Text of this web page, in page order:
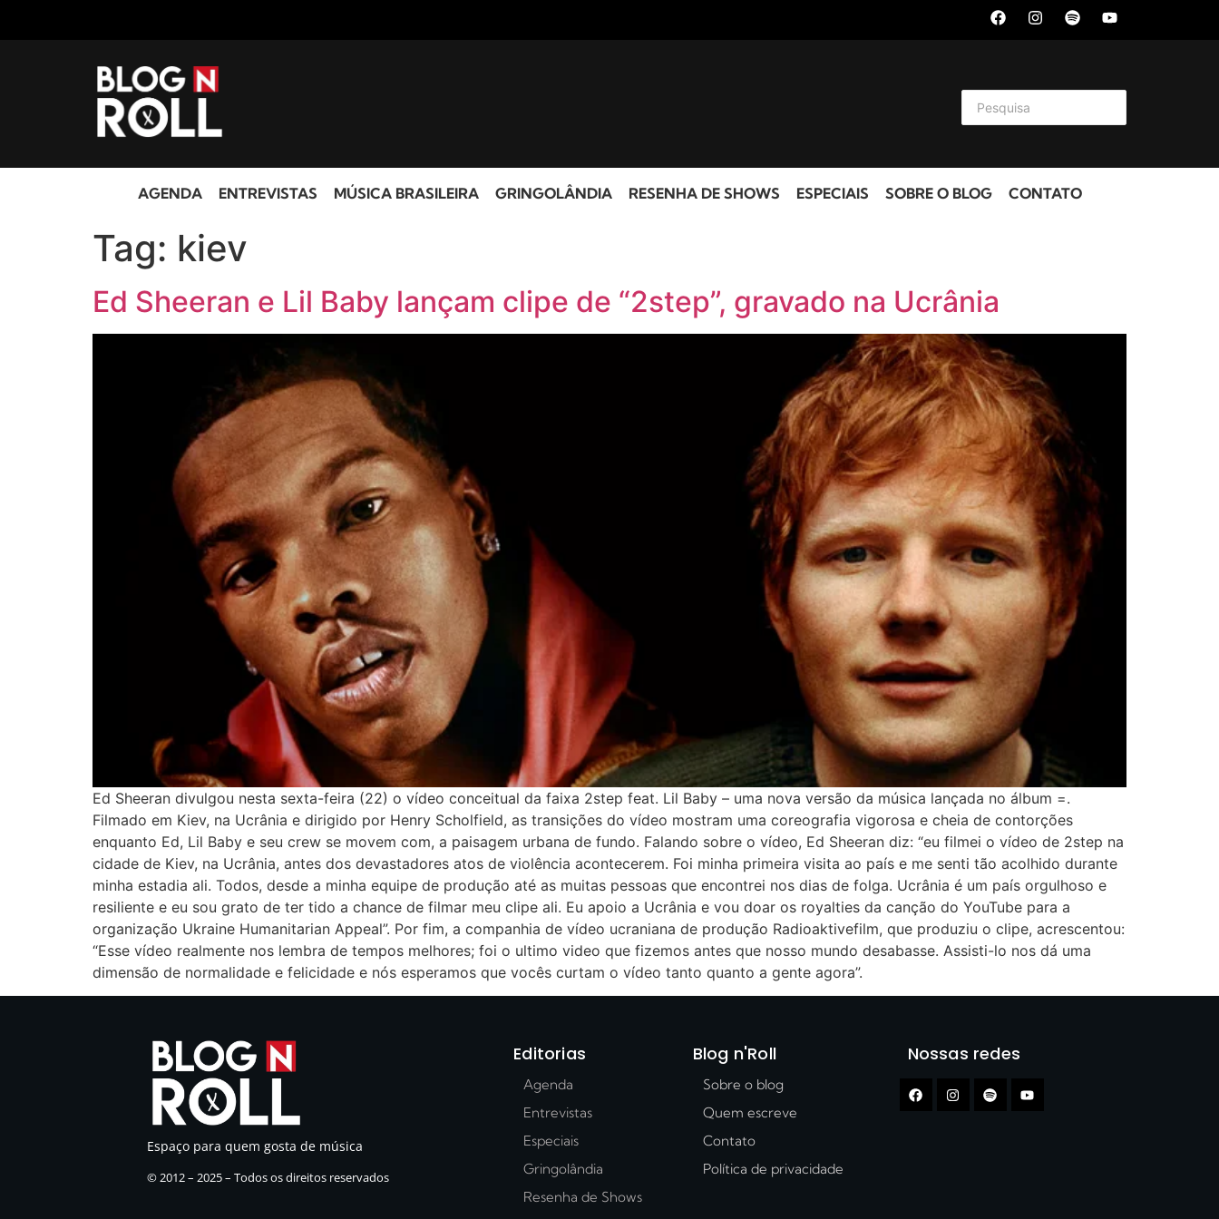
AGENDA ENTREVISTAS MÚSICA BRASILEIRA GRINGOLÂNDIA RESENHA DE SHOWS ESPECIAIS SOBRE O BLOG CONTATO
Tag: kiev
Ed Sheeran e Lil Baby lançam clipe de “2step”, gravado na Ucrânia
Ed Sheeran divulgou nesta sexta-feira (22) o vídeo conceitual da faixa 2step feat. Lil Baby – uma nova versão da música lançada no álbum =.
Filmado em Kiev, na Ucrânia e dirigido por Henry Scholfield, as transições do vídeo mostram uma coreografia vigorosa e cheia de contorções
enquanto Ed, Lil Baby e seu crew se movem com, a paisagem urbana de fundo. Falando sobre o vídeo, Ed Sheeran diz: “eu filmei o vídeo de 2step na
cidade de Kiev, na Ucrânia, antes dos devastadores atos de violência acontecerem. Foi minha primeira visita ao país e me senti tão acolhido durante
minha estadia ali. Todos, desde a minha equipe de produção até as muitas pessoas que encontrei nos dias de folga. Ucrânia é um país orgulhoso e
resiliente e eu sou grato de ter tido a chance de filmar meu clipe ali. Eu apoio a Ucrânia e vou doar os royalties da canção do YouTube para a
organização Ukraine Humanitarian Appeal”. Por fim, a companhia de vídeo ucraniana de produção Radioaktivefilm, que produziu o clipe, acrescentou:
“Esse vídeo realmente nos lembra de tempos melhores; foi o ultimo video que fizemos antes que nosso mundo desabasse. Assisti-lo nos dá uma
dimensão de normalidade e felicidade e nós esperamos que vocês curtam o vídeo tanto quanto a gente agora”.
Espaço para quem gosta de música
© 2012 – 2025 – Todos os direitos reservados
Editorias
Agenda
Entrevistas
Especiais
Gringolândia
Resenha de Shows
Blog n'Roll
Sobre o blog
Quem escreve
Contato
Política de privacidade
Nossas redes